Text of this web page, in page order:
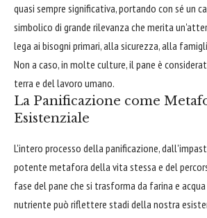
quasi sempre significativa, portando con sé un
simbolico di grande rilevanza che merita
lega ai bisogni primari, alla sicurezza, alla
Non a caso, in molte culture, il pane è
terra e del lavoro umano.
La Panificazione come
Esistenziale
L'intero processo della panificazione,
potente metafora della vita stessa e del
fase del pane che si trasforma da farina e
nutriente può riflettere stadi della nostra